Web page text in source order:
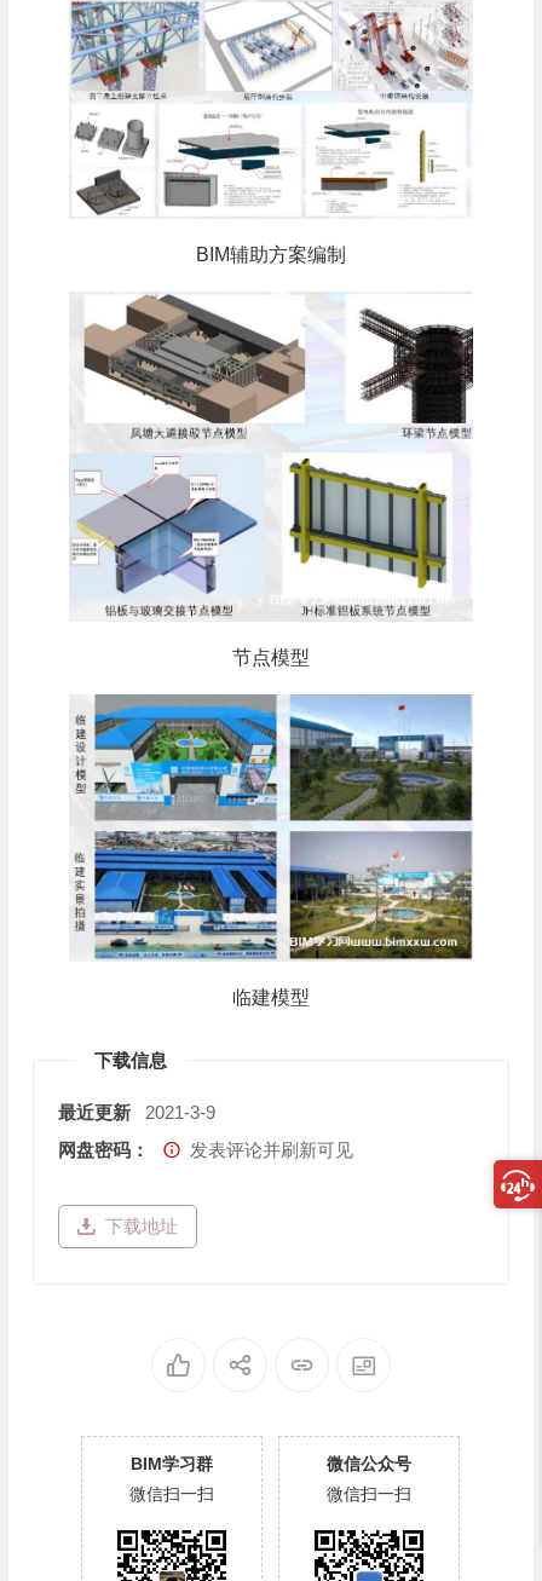
BIM辅助方案编制
节点模型
临建模型
下载信息
最近更新
2021-3-9
网盘密码：
发表评论并刷新可见
下载地址
BIM学习群
微信扫一扫
微信公众号
微信扫一扫